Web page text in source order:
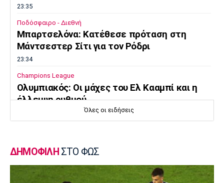
23:35
Ποδόσφαιρο - Διεθνή
Μπαρτσελόνα: Κατέθεσε πρόταση στη
Μάντσεστερ Σίτι για τον Ρόδρι
23:34
Champions League
Ολυμπιακός: Οι μάχες του Ελ Κααμπί και η
έλλειψη ρυθμού
23:22
Όλες οι ειδήσεις
ΔΗΜΟΦΙΛΗ ΣΤΟ ΦΩΣ